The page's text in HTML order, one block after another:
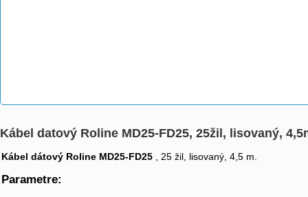
Kábel datový Roline MD25-FD25, 25žil, lisovaný,
Kábel dátový Roline MD25-FD25 , 25 žil, lisovaný, 4,5 m.
Parametre: